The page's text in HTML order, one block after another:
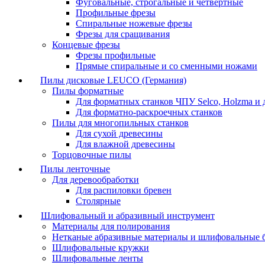
Профильные фрезы
Спиральные ножевые фрезы
Фрезы для сращивания
Концевые фрезы
Фрезы профильные
Прямые спиральные и со сменными ножами
Пилы дисковые LEUCO (Германия)
Пилы форматные
Для форматных станков ЧПУ Selco, Holzma и
Для форматно-раскроечных станков
Пилы для многопильных станков
Для сухой древесины
Для влажной древесины
Торцовочные пилы
Пилы ленточные
Для деревообработки
Для распиловки бревен
Столярные
Шлифовальный и абразивный инструмент
Материалы для полирования
Нетканые абразивные материалы и шлифовальные
Шлифовальные кружки
Шлифовальные ленты